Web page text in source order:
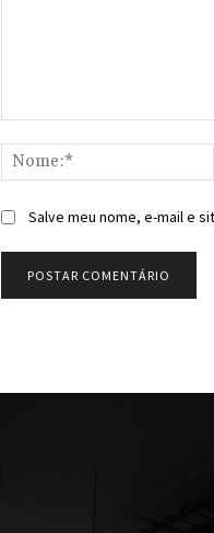
Salve meu nome, e-mail e